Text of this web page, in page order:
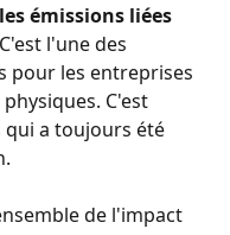
émissions liées
C'est l'une des
pour les entreprises
C'est
qui a toujours été
de l'impact